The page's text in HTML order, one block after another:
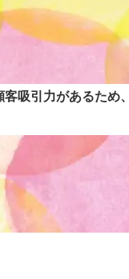
吸引力があるため